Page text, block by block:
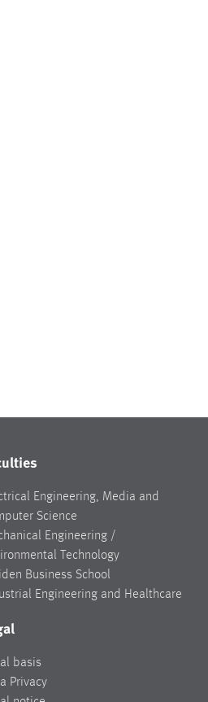
Engineering, Media and
Science
Engineering /
Technology
Business School
Engineering and Healthcare
basis
Privacy